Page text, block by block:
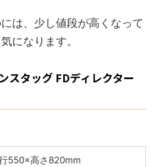
は、少し値段が高くなって
になります。
スタッグ FDディレクター
550×高さ820mm